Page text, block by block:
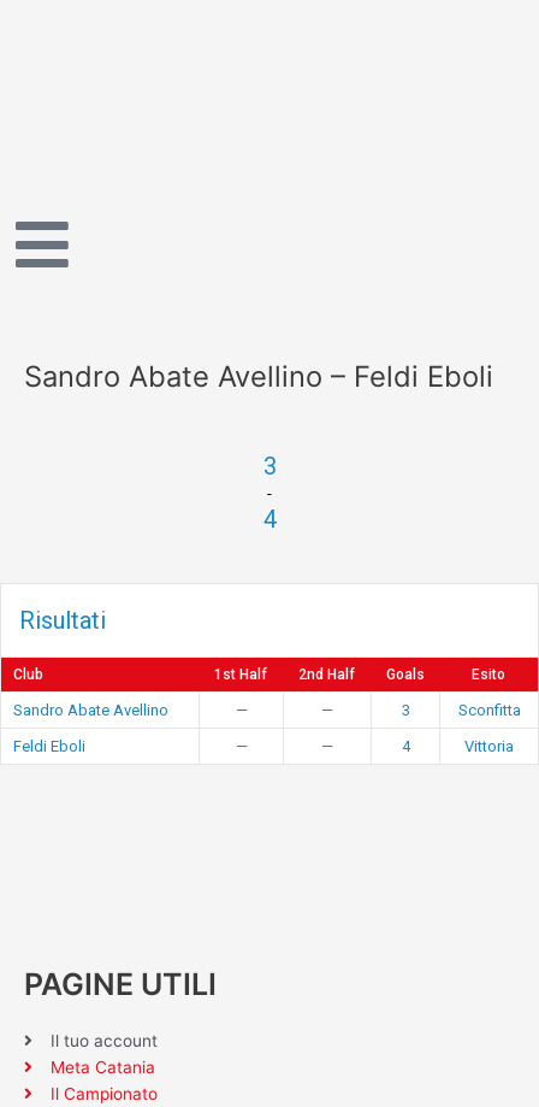
Sandro Abate Avellino – Feldi Eboli
3
-
4
Risultati
Club 1st Half 2nd Half Goals Esito
Sandro Abate Avellino — — 3
Sconfitta
Feldi Eboli
— — 4 Vittoria
PAGINE UTILI
Il tuo account
Meta Catania
Il Campionato